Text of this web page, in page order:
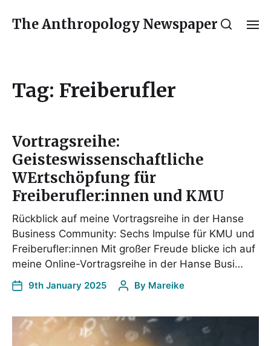
The Anthropology Newspaper
Tag: Freiberufler
Vortragsreihe:
Geisteswissenschaftliche
WErtschöpfung für
Freiberufler:innen und KMU
Rückblick auf meine Vortragsreihe in der Hanse
Business Community: Sechs Impulse für KMU und
Freiberufler:innen Mit großer Freude blicke ich auf
meine Online-Vortragsreihe in der Hanse Busi…
9th January 2025 By Mareike